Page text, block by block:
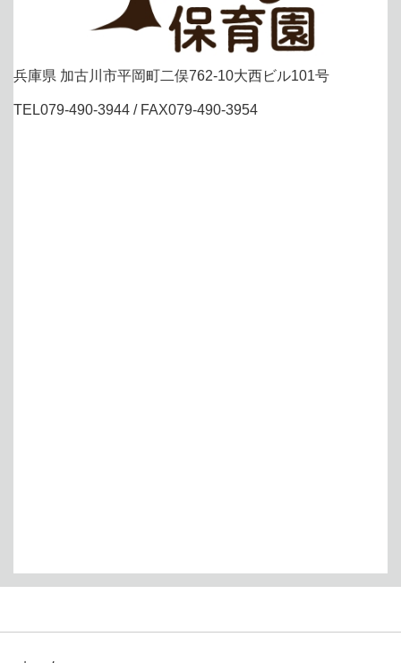
兵庫県 加古川市平岡町二俣762-10大西ビル101号
TEL079-490-3944 / FAX079-490-3954